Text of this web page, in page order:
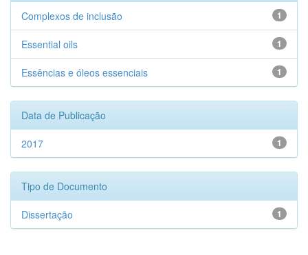
1
Complexos de inclusão
1
Essential oils
1
Essências e óleos essenciais
Data de Publicação
1
2017
Tipo de Documento
1
Dissertação